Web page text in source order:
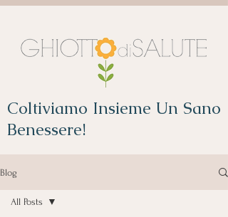
Coltiviamo Insieme Un Sano
Benessere!
Blog
All Posts